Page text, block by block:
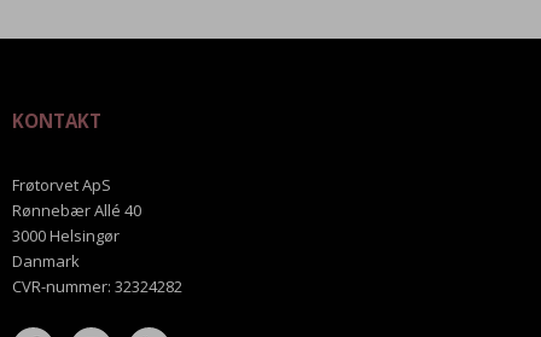
KONTAKT
Frøtorvet ApS
Rønnebær Allé 40
3000 Helsingør
Danmark
CVR-nummer: 32324282